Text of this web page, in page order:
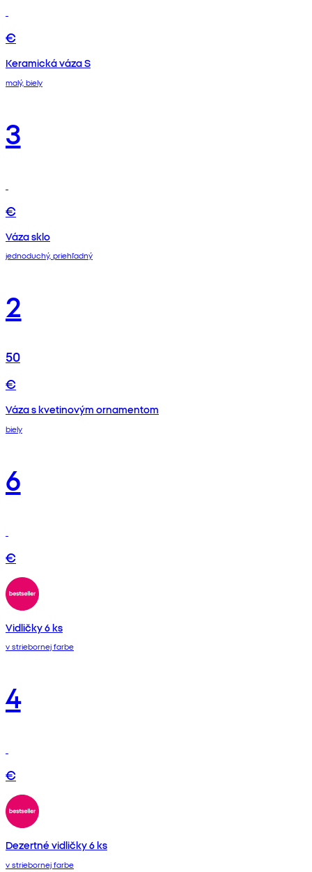
€
Keramická váza S
malý, biely
3
€
Váza sklo
jednoduchý, priehľadný
2
50
€
Váza s kvetinovým ornamentom
biely
6
€
Vidličky 6 ks
v striebornej farbe
4
€
Dezertné vidličky 6 ks
v striebornej farbe